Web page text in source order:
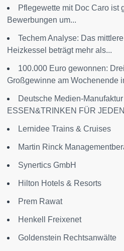
Pflegewette mit Doc Caro ist
Bewerbungen um...
Techem Analyse: Das
Heizkessel beträgt mehr als...
100.000 Euro gewonnen:
Großgewinne am Wochenende
Deutsche Medien-
ESSEN&TRINKEN FÜR
Lernidee Trains & Cruises
Martin Rinck
Synertics GmbH
Hilton Hotels & Resorts
Prem Rawat
Henkell Freixenet
Goldenstein Rechtsanwälte